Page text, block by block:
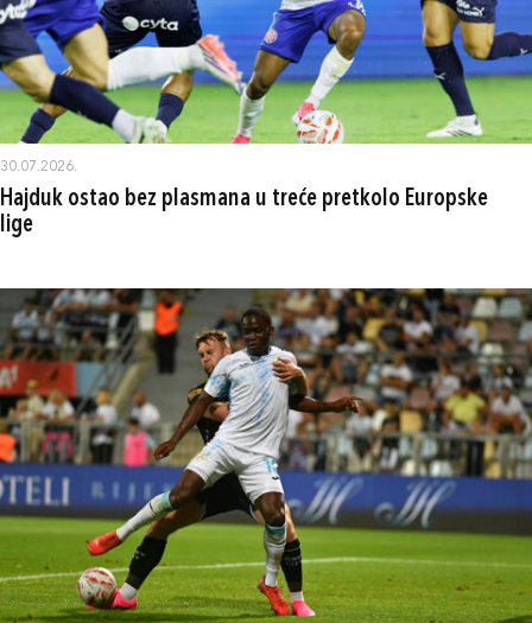
30.07.2026.
Hajduk ostao bez plasmana u treće pretkolo Europske
lige